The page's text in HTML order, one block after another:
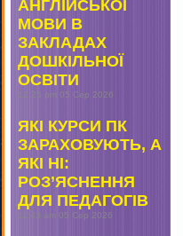
АНГЛІЙСЬКОЇ
МОВИ В
ЗАКЛАДАХ
ДОШКІЛЬНОЇ
ОСВІТИ
12:25 pm 05 Сер 2026
ЯКІ КУРСИ ПК
ЗАРАХОВУЮТЬ, А
ЯКІ НІ:
РОЗ’ЯСНЕННЯ
ДЛЯ ПЕДАГОГІВ
11:43 am 05 Сер 2026